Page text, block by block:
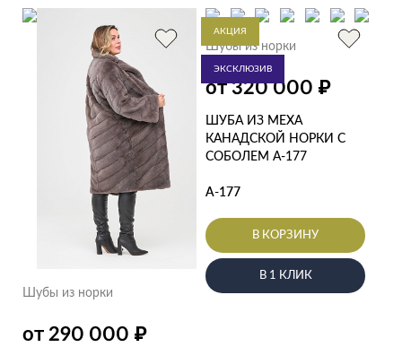
Шубы из норки
от 290 000 ₽
АКЦИЯ
ЭКСКЛЮЗИВ
Шубы из норки
от 320 000 ₽
ШУБА ИЗ МЕХА
КАНАДСКОЙ НОРКИ С
СОБОЛЕМ А-177
А-177
В КОРЗИНУ
В 1 КЛИК